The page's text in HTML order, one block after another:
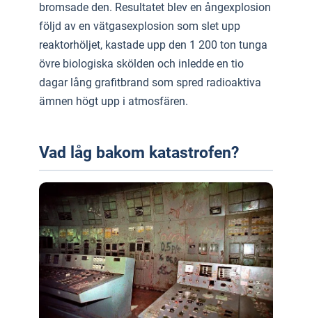
bromsade den. Resultatet blev en ångexplosion
följd av en vätgasexplosion som slet upp
reaktorhöljet, kastade upp den 1 200 ton tunga
övre biologiska skölden och inledde en tio
dagar lång grafitbrand som spred radioaktiva
ämnen högt upp i atmosfären.
Vad låg bakom katastrofen?